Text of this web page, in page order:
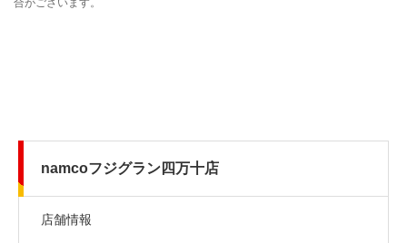
namcoフジグラン四万十店
店舗情報